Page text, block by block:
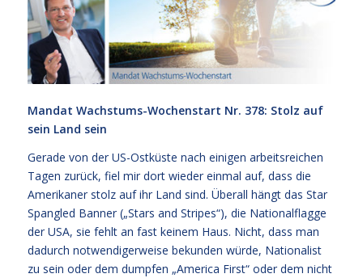
Mandat Wachstums-Wochenstart Nr. 378: Stolz auf
sein Land sein
Gerade von der US-Ostküste nach einigen arbeitsreichen
Tagen zurück, fiel mir dort wieder einmal auf, dass die
Amerikaner stolz auf ihr Land sind. Überall hängt das Star
Spangled Banner („Stars and Stripes“), die Nationalflagge
der USA, sie fehlt an fast keinem Haus. Nicht, dass man
dadurch notwendigerweise bekunden würde, Nationalist
zu sein oder dem dumpfen „America First“ oder dem nicht